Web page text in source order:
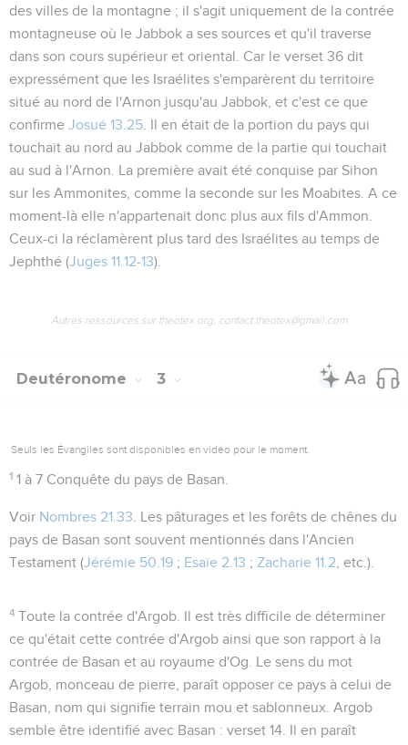
des villes de la montagne ; il s'agit uniquement de la contrée
montagneuse où le Jabbok a ses sources et qu'il traverse
dans son cours supérieur et oriental. Car le verset 36 dit
expressément que les Israélites s'emparèrent du territoire
situé au nord de l'Arnon jusqu'au Jabbok , et c'est ce que
confirme Josué 13.25 . Il en était de la portion du pays qui
touchait au nord au Jabbok comme de la partie qui touchait
au sud à l'Arnon. La première avait été conquise par Sihon
sur les Ammonites, comme la seconde sur les Moabites. A ce
moment-là elle n'appartenait donc plus aux fils d'Ammon.
Ceux-ci la réclamèrent plus tard des Israélites au temps de
Jephthé (Juges 11.12-13).
Autres ressources sur theotex.org, contact theotex@gmail.com
Deutéronome 3
Seuls les Évangiles sont disponibles en vidéo pour le moment.
1 1 à 7 Conquête du pays de Basan.
Voir Nombres 21.33 . Les pâturages et les forêts de chênes du
pays de Basan sont souvent mentionnés dans l'Ancien
Testament (Jérémie 50.19 ; Esaïe 2.13 ; Zacharie 11.2 , etc.).
4 Toute la contrée d'Argob . Il est très difficile de déterminer
ce qu'était cette contrée d'Argob ainsi que son rapport à la
contrée de Basan et au royaume d'Og. Le sens du mot
Argob, monceau de pierre , paraît opposer ce pays à celui de
Basan, nom qui signifie terrain mou et sablonneux . Argob
semble être identifié avec Basan : verset 14. Il en paraît